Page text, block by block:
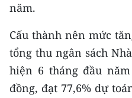
Media Thể thao
Media Giáo dục
Media Y tế
Media Khoa học - Công
năm.
Cấu thành nên mức
tổng thu ngân sách
hiện 6 tháng đầu
đồng, đạt 77,6% dự